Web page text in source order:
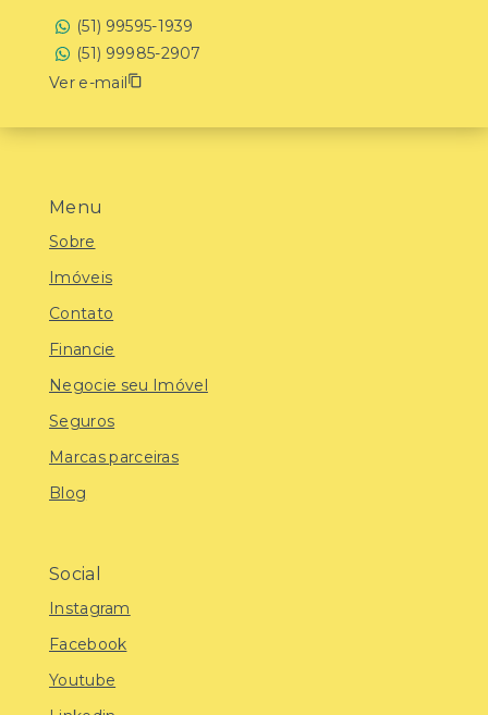
Menu
Sobre
Imóveis
Contato
Financie
Negocie seu Imóvel
Seguros
Marcas parceiras
Blog
Social
Instagram
Facebook
Youtube
(51) 99595-1939
(51) 99985-2907
Ver e-mail